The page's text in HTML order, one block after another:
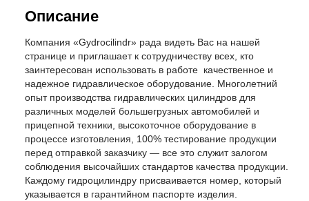
Описание
Компания «Gydrocilindr» рада видеть Вас на нашей
странице и приглашает к сотрудничеству всех, кто
заинтересован использовать в работе качественное и
надежное гидравлическое оборудование. Многолетний
опыт производства гидравлических цилиндров для
различных моделей большегрузных автомобилей и
прицепной техники, высокоточное оборудование в
процессе изготовления, 100% тестирование продукции
перед отправкой заказчику — все это служит залогом
соблюдения высочайших стандартов качества продукции.
Каждому гидроцилиндру присваивается номер, который
указывается в гарантийном паспорте изделия.